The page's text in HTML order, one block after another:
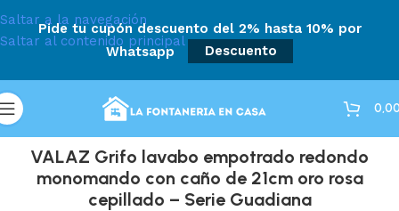
Saltar a la navegación
Saltar al contenido principal
Pide tu cupón descuento del 2% hasta 10% por
Whatsapp
Descuento
VALAZ Grifo lavabo empotrado redondo
monomando con caño de 21cm oro rosa
cepillado – Serie Guadiana